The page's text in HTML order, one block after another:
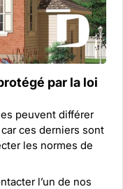
par la loi
peuvent différer
ces derniers sont
les normes de
l’un de nos